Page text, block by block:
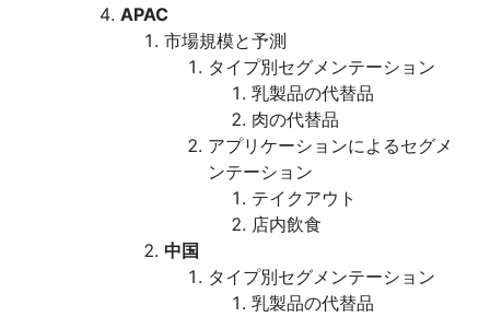
APAC
市場規模と予測
タイプ別セグメンテーション
乳製品の代替品
肉の代替品
アプリケーションによるセグメ
ンテーション
テイクアウト
店内飲食
中国
タイプ別セグメンテーション
乳製品の代替品